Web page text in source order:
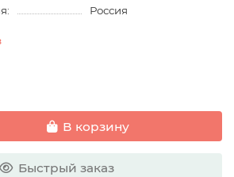
Россия
В корзину
Быстрый заказ